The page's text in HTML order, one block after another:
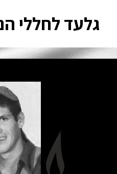
גלעד לחללי